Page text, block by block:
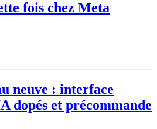
fois chez Meta
neuve : interface
dopés et précommande